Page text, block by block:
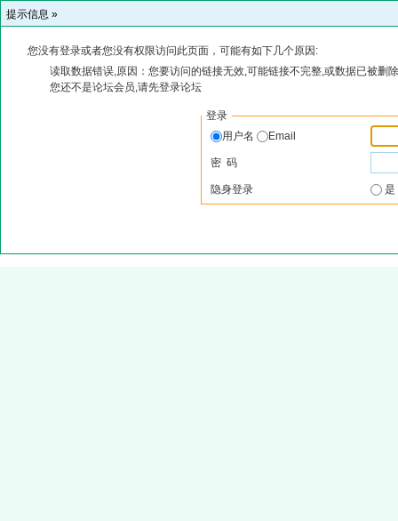
提示信息 »
您没有登录或者您没有权限访问此页面，可能有如下几个原因:
读取数据错误,原因：您要访问的链接无效,可能链接不完整,或数据已被删
您还不是论坛会员,请先登录论坛
登录
用户名
Email
密 码
隐身登录